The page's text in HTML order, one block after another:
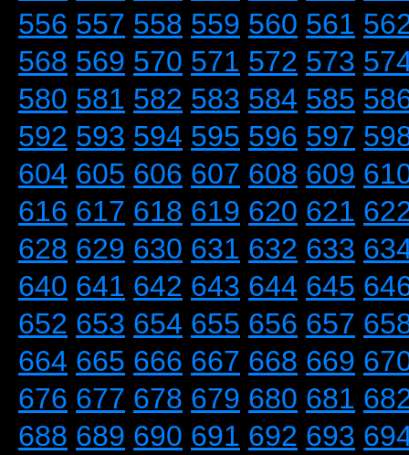
556 557 558 559 560 561
568 569 570 571 572 573
580 581 582 583 584 585
592 593 594 595 596 597
604 605 606 607 608 609
616 617 618 619 620 621
628 629 630 631 632 633
640 641 642 643 644 645
652 653 654 655 656 657
664 665 666 667 668 669
676 677 678 679 680 681
688 689 690 691 692 693